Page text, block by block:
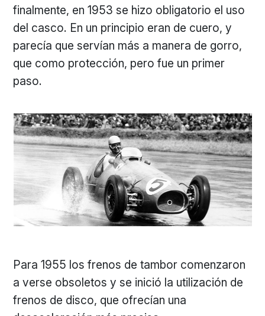
finalmente, en 1953 se hizo obligatorio el uso
del casco. En un principio eran de cuero, y
parecía que servían más a manera de gorro,
que como protección, pero fue un primer
paso.
Para 1955 los frenos de tambor comenzaron
a verse obsoletos y se inició la utilización de
frenos de disco, que ofrecían una